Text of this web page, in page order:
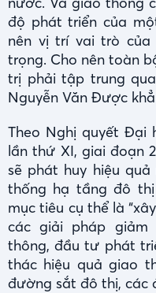
độ phát triển của
nên vị trí vai trò
trọng. Cho nên toàn
trị phải tập trung
Nguyễn Văn Được
Theo Nghị quyết Đại
lần thứ XI, giai đoạn
sẽ phát huy hiệu
thống hạ tầng đô
mục tiêu cụ thể là
các giải pháp
thông, đầu tư phát
thác hiệu quả giao
đường sắt đô thị, các